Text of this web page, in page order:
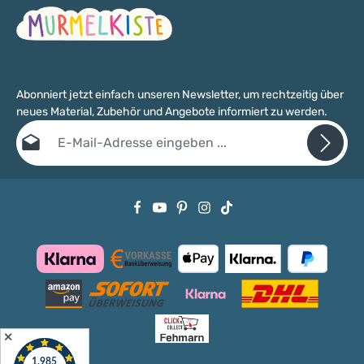
Abonniert jetzt einfach unseren Newsletter, um rechtzeitig über
neues Material, Zubehör und Angebote informiert zu werden.
E-Mail-Adresse*
Datenschutzbestimmungenzur Kenntnis genommen
✕